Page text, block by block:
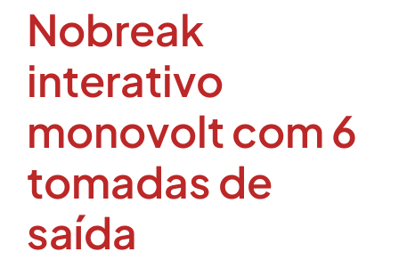
Nobreak
interativo
monovolt com 6
tomadas de
saída